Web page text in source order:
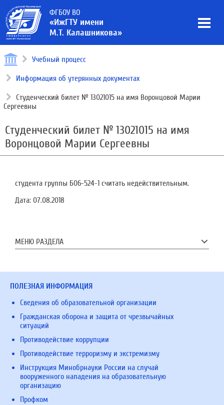
ФГБОУ ВО
«ИжГТУ имени
М.Т. Калашникова»
Учебный процесс
Информация об утерянных документах
Студенческий билет № 13021015 на имя Воронцовой Марии
Сергеевны
Студенческий билет № 13021015 на имя
Воронцовой Марии Сергеевны
студента группы Б06-524-1 считать недействительным.
Дата: 07.08.2018
МЕНЮ РАЗДЕЛА
ПОЛЕЗНАЯ ИНФОРМАЦИЯ
Сведения об образовательной организации
Гражданская оборона и защита от чрезвычайных
ситуаций
Противодействие коррупции
Противодействие терроризму и экстремизму
Инструкция Минобрнауки России на случай
вооруженного нападения на образовательную
организацию
Профком